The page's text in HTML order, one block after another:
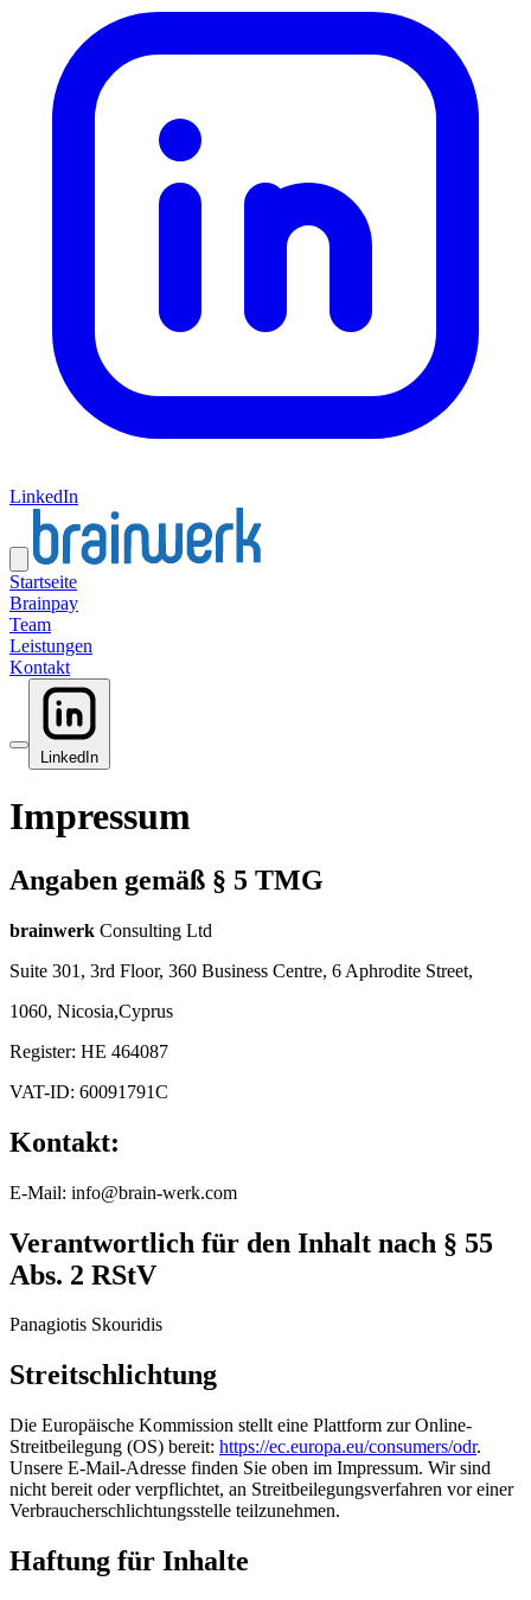
LinkedIn
Startseite
Brainpay
Team
Leistungen
Kontakt
LinkedIn
Impressum
Angaben gemäß § 5 TMG
brainwerk Consulting Ltd
Suite 301, 3rd Floor, 360 Business Centre, 6 Aphrodite Street,
1060, Nicosia,Cyprus
Register: HE 464087
VAT-ID: 60091791C
Kontakt:
E-Mail: info@brain-werk.com
Verantwortlich für den Inhalt nach § 55
Abs. 2 RStV
Panagiotis Skouridis
Streitschlichtung
Die Europäische Kommission stellt eine Plattform zur Online-
Streitbeilegung (OS) bereit: https://ec.europa.eu/consumers/odr.
Unsere E-Mail-Adresse finden Sie oben im Impressum. Wir sind
nicht bereit oder verpflichtet, an Streitbeilegungsverfahren vor einer
Verbraucherschlichtungsstelle teilzunehmen.
Haftung für Inhalte